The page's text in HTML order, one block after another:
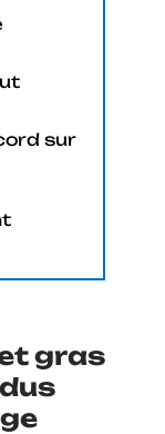
sur
gras